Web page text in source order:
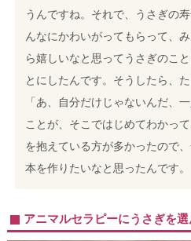
うんですね。それで、うさぎの
んなにかわいがってもらって、
ら嬉しいなと思ってうさぎのこ
とにしたんです。そうしたら、
「あ、自分だけじゃないんだ、
ことが、そこではじめてわかっ
を抱えている方が多かったので
本を作りたいなと思ったんです。
アニマルセラピーにうさぎを選